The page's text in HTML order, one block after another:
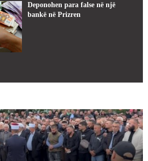
Deponohen para false në një
bankë në Prizren